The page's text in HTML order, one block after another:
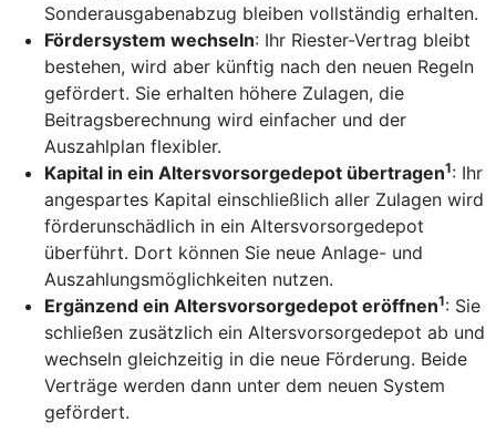
Sonderausgabenabzug bleiben vollständig erhalten.
Fördersystem wechseln: Ihr Riester-Vertrag bleibt
bestehen, wird aber künftig nach den neuen Regeln
gefördert. Sie erhalten höhere Zulagen, die
Beitragsberechnung wird einfacher und der
Auszahlplan flexibler.
Kapital in ein Altersvorsorgedepot übertragen1: Ihr
angespartes Kapital einschließlich aller Zulagen wird
förderunschädlich in ein Altersvorsorgedepot
überführt. Dort können Sie neue Anlage- und
Auszahlungsmöglichkeiten nutzen.
Ergänzend ein Altersvorsorgedepot eröffnen1: Sie
schließen zusätzlich ein Altersvorsorgedepot ab und
wechseln gleichzeitig in die neue Förderung. Beide
Verträge werden dann unter dem neuen System
gefördert.